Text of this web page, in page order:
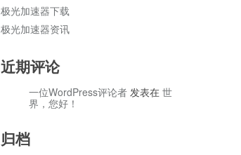
极光加速器下载
极光加速器资讯
近期评论
一位WordPress评论者 发表在 世
界，您好！
归档